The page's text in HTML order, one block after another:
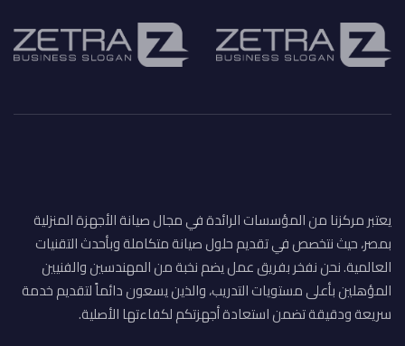
يعتبر مركزنا من المؤسسات الرائدة في مجال صيانة الأجهزة المنزلية
بمصر، حيث نتخصص في تقديم حلول صيانة متكاملة وبأحدث التقنيات
العالمية. نحن نفخر بفريق عمل يضم نخبة من المهندسين والفنيين
المؤهلين بأعلى مستويات التدريب، والذين يسعون دائماً لتقديم خدمة
سريعة ودقيقة تضمن استعادة أجهزتكم لكفاءتها الأصلية.